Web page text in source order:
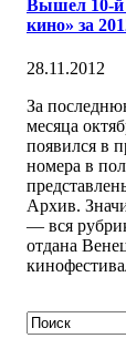
Вышел 10-й
кино» за
28.11.2012
За
месяца
появился в
номера в
Архив.
— вся
отдана